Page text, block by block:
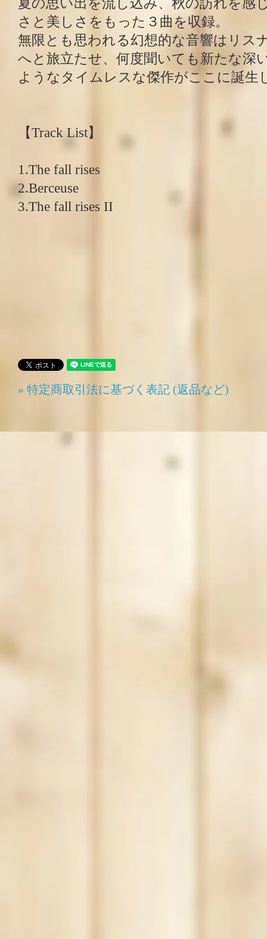
さと美しさをもった３曲を収録。
無限とも思われる幻想的な音響はリス
へと旅立たせ、何度聞いても新たな深
ようなタイムレスな傑作がここに誕生
【Track List】
1.The fall rises
2.Berceuse
3.The fall rises II
» 特定商取引法に基づく表記 (返品など)